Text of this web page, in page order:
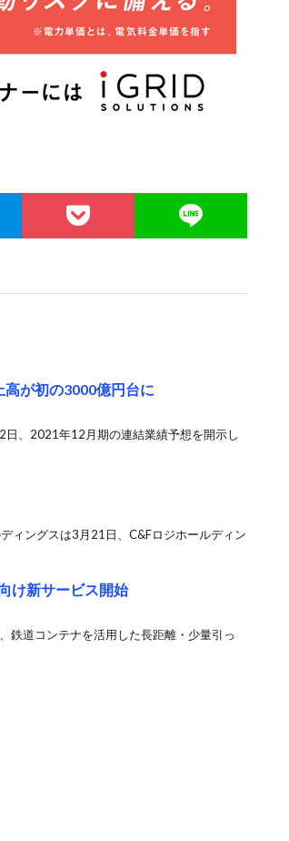
が初の3000億円台に
、2021年12月期の連結業績予想を開示し
ィングスは3月21日、C&Fロジホールディン
け新サービス開始
鉄道コンテナを活用した長距離・少量引っ